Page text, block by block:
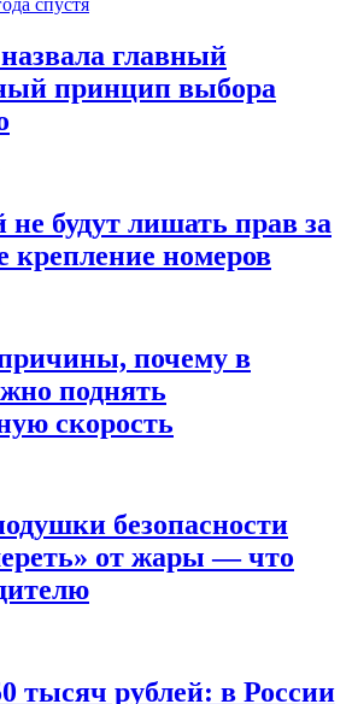
спустя
главный
принцип выбора
не будут лишать прав за
крепление номеров
почему в
поднять
скорость
безопасности
от жары — что
тысяч рублей: в России